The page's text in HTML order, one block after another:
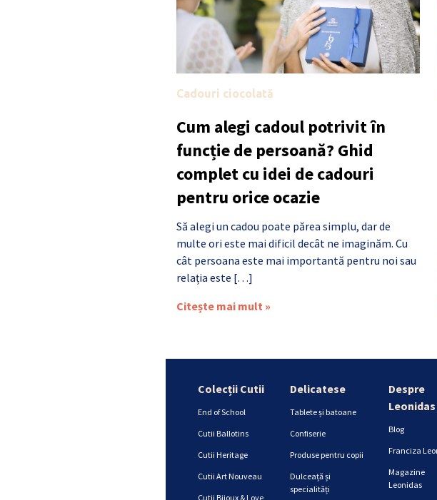
Cadouri ciocolată
Cum alegi cadoul potrivit în
funcție de persoană? Ghid
complet cu idei de cadouri
pentru orice ocazie
Să alegi un cadou poate părea simplu, dar de
multe ori este mai dificil decât ne imaginăm. Cu
cât persoana este mai importantă pentru noi sau
relația este […]
Citește mai mult »
Colecții Cutii
End of School
Cutii Ballotins
Cutii Heritage
Cutii Art Nouveau
Cutii Bijoux & Love
Delicatese
Tablete și batoane
Confiserie
Produse pentru copii
Dulceață și
specialități
Despre
Leonidas
Blog
Franciza
Magazine
Leonidas